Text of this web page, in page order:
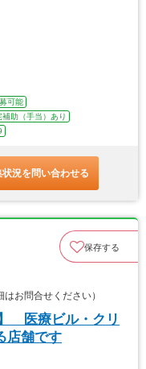
可能
補助（手当）あり
況を問い合わせる
保存する
お問合せください）
医療ビル・クリ
店舗です